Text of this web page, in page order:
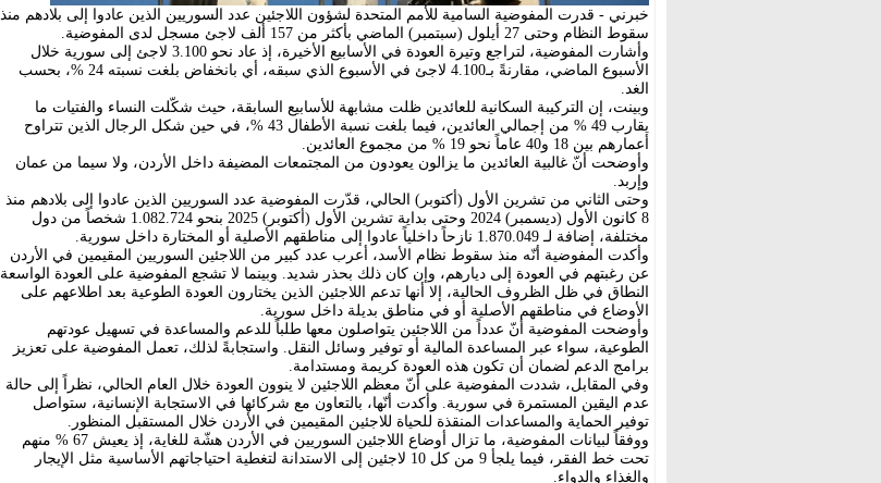
خبرني - قدرت المفوضية السامية للأمم المتحدة لشؤون اللاجئين عدد السوريين الذين عادوا إلى بلادهم منذ
سقوط النظام وحتى 27 أيلول (سبتمبر) الماضي بأكثر من 157 ألف لاجئ مسجل لدى المفوضية.
وأشارت المفوضية، لتراجع وتيرة العودة في الأسابيع الأخيرة، إذ عاد نحو 3.100 لاجئ إلى سورية خلال
الأسبوع الماضي، مقارنةً بـ4.100 لاجئ في الأسبوع الذي سبقه، أي بانخفاض بلغت نسبته 24 %، بحسب
الغد.
وبينت، إن التركيبة السكانية للعائدين ظلت مشابهة للأسابيع السابقة، حيث شكّلت النساء والفتيات ما
يقارب 49 % من إجمالي العائدين، فيما بلغت نسبة الأطفال 43 %، في حين شكل الرجال الذين تتراوح
أعمارهم بين 18 و40 عاماً نحو 19 % من مجموع العائدين.
وأوضحت أنّ غالبية العائدين ما يزالون يعودون من المجتمعات المضيفة داخل الأردن، ولا سيما من عمان
وإربد.
وحتى الثاني من تشرين الأول (أكتوبر) الحالي، قدّرت المفوضية عدد السوريين الذين عادوا إلى بلادهم منذ
8 كانون الأول (ديسمبر) 2024 وحتى بداية تشرين الأول (أكتوبر) 2025 بنحو 1.082.724 شخصاً من دول
مختلفة، إضافة لـ 1.870.049 نازحاً داخلياً عادوا إلى مناطقهم الأصلية أو المختارة داخل سورية.
وأكدت المفوضية أنّه منذ سقوط نظام الأسد، أعرب عدد كبير من اللاجئين السوريين المقيمين في الأردن
عن رغبتهم في العودة إلى ديارهم، وإن كان ذلك بحذر شديد. وبينما لا تشجع المفوضية على العودة الواسعة
النطاق في ظل الظروف الحالية، إلا أنها تدعم اللاجئين الذين يختارون العودة الطوعية بعد اطلاعهم على
الأوضاع في مناطقهم الأصلية أو في مناطق بديلة داخل سورية.
وأوضحت المفوضية أنّ عدداً من اللاجئين يتواصلون معها طلباً للدعم والمساعدة في تسهيل عودتهم
الطوعية، سواء عبر المساعدة المالية أو توفير وسائل النقل. واستجابةً لذلك، تعمل المفوضية على تعزيز
برامج الدعم لضمان أن تكون هذه العودة كريمة ومستدامة.
وفي المقابل، شددت المفوضية على أنّ معظم اللاجئين لا ينوون العودة خلال العام الحالي، نظراً إلى حالة
عدم اليقين المستمرة في سورية. وأكدت أنّها، بالتعاون مع شركائها في الاستجابة الإنسانية، ستواصل
توفير الحماية والمساعدات المنقذة للحياة للاجئين المقيمين في الأردن خلال المستقبل المنظور.
ووفقاً لبيانات المفوضية، ما تزال أوضاع اللاجئين السوريين في الأردن هشّة للغاية، إذ يعيش 67 % منهم
تحت خط الفقر، فيما يلجأ 9 من كل 10 لاجئين إلى الاستدانة لتغطية احتياجاتهم الأساسية مثل الإيجار
والغذاء والدواء.